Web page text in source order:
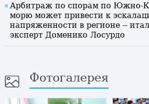
Арбитраж по спорам по Южно-
морю может привести к
напряженности в регионе --
эксперт Доменико Лосурдо
Фотогалерея